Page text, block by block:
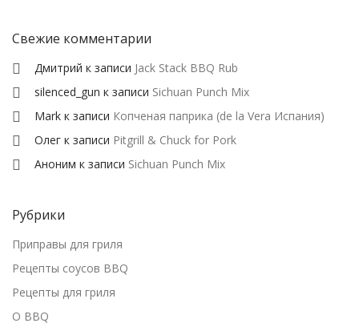
Свежие комментарии
Дмитрий к записи Jack Stack BBQ Rub
silenced_gun к записи Sichuan Punch Mix
Mark к записи Копченая паприка (de la Vera Испания)
Олег к записи Pitgrill & Chuck for Pork
Аноним к записи Sichuan Punch Mix
Рубрики
Приправы для гриля
Рецепты соусов BBQ
Рецепты для гриля
О BBQ